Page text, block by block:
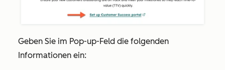
Geben Sie im Pop-up-Feld die folgenden
Informationen ein: